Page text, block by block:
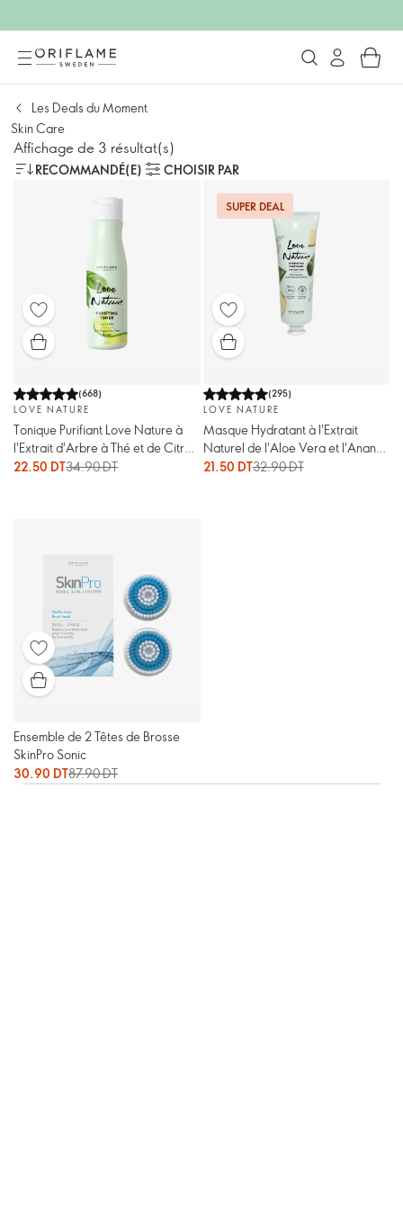
Les Deals du Moment
Skin Care
Affichage de 3 résultat(s)
RECOMMANDÉ(E) CHOISIR PAR
(668)
LOVE NATURE
Tonique Purifiant Love Nature à
l'Extrait d'Arbre à Thé et de Citron
Naturels
22.50 DT34.90 DT
SUPER DEAL
(295)
LOVE NATURE
Masque Hydratant à l'Extrait
Naturel de l'Aloe Vera et l'Ananas
Love Nature
21.50 DT32.90 DT
Ensemble de 2 Têtes de Brosse
SkinPro Sonic
30.90 DT87.90 DT